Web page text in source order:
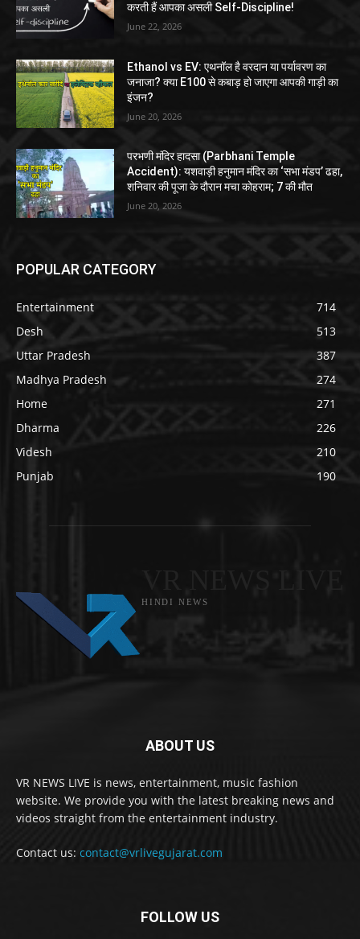
करती हैं आपका असली Self-Discipline!
June 22, 2026
Ethanol vs EV: एथनॉल है वरदान या पर्यावरण का
जनाजा? क्या E100 से कबाड़ हो जाएगा आपकी गाड़ी का
इंजन?
June 20, 2026
परभणी मंदिर हादसा (Parbhani Temple
Accident): यशवाड़ी हनुमान मंदिर का ‘सभा मंडप’ ढहा,
शनिवार की पूजा के दौरान मचा कोहराम; 7 की मौत
June 20, 2026
POPULAR CATEGORY
Entertainment
714
Desh
513
Uttar Pradesh
387
Madhya Pradesh
274
Home
271
Dharma
226
Videsh
210
Punjab
190
HINDI NEWS
ABOUT US
VR NEWS LIVE is news, entertainment, music fashion
website. We provide you with the latest breaking news and
videos straight from the entertainment industry.
Contact us: contact@vrlivegujarat.com
FOLLOW US